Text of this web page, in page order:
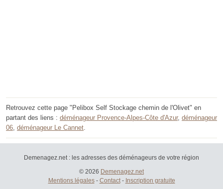
Retrouvez cette page "Pelibox Self Stockage chemin de l'Olivet" en
partant des liens : déménageur Provence-Alpes-Côte d'Azur, déménageur
06, déménageur Le Cannet.
Demenagez.net : les adresses des déménageurs de votre région
© 2026 Demenagez.net
Mentions légales- Contact- Inscription gratuite